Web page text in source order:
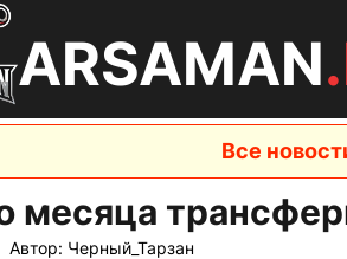
ARSAMAN
Все
месяца
Автор: Черный_Тарзан